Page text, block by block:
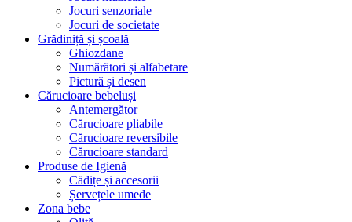
Jocuri senzoriale
Jocuri de societate
Grădiniță și școală
Ghiozdane
Numărători și alfabetare
Pictură și desen
Cărucioare bebeluși
Antemergător
Cărucioare pliabile
Cărucioare reversibile
Cărucioare standard
Produse de Igienă
Cădițe și accesorii
Șervețele umede
Zona bebe